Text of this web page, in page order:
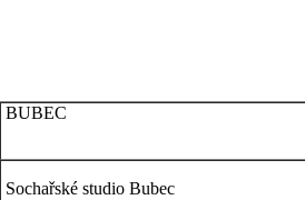
BUBEC
Sochařské studio Bubec